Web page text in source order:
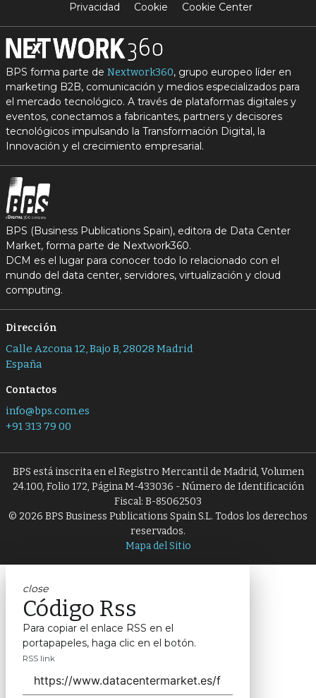
Privacidad
Cookie Cookie Center
BPS forma parte de Nextwork360, grupo europeo líder en
marketing B2B, comunicación y medios especializados para
el mercado tecnológico. A través de plataformas digitales y
eventos, conectamos a fabricantes, partners y decisores
tecnológicos impulsando la Transformación Digital, la
Innovación y el crecimiento empresarial.
BPS (Business Publications Spain), editora de Data Center
Market, forma parte de Nextwork360.
DCM es el lugar para conocer todo lo relacionado con el
mundo del data center, servidores, virtualización y cloud
computing.
Dirección
Calle Azcona 12, Bajo B, 28028 Madrid
España
Contactos
info@bps.com.es
+91 313 79 00
BPS está inscrita en el Registro Mercantil de Madrid, Volumen
24.100, Folio 172, Página M-433036 - Número de Identificación
Fiscal: B-85062503
© 2026 BPS Business Publications Spain S.L. Todos los derechos
reservados.
Mapa del Sitio
close
Código Rss
Para copiar el enlace RSS en el
portapapeles, haga clic en el botón.
RSS link